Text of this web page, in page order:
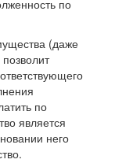
по
(даже
по
является
него